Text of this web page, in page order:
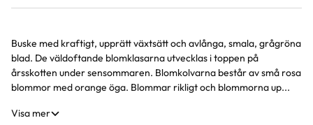
Produktinformation
Buske med kraftigt, upprätt växtsätt och avlånga, smala, grågröna
blad. De väldoftande blomklasarna utvecklas i toppen på
årsskotten under sensommaren. Blomkolvarna består av små rosa
blommor med orange öga. Blommar rikligt och blommorna up...
Visa mer